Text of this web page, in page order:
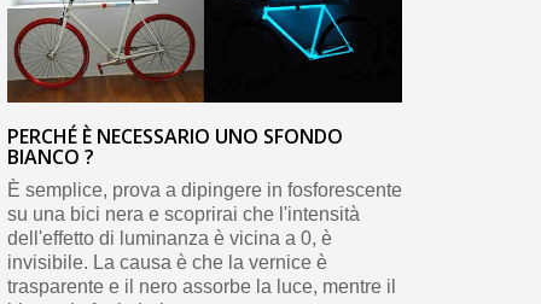
PERCHÉ È NECESSARIO UNO SFONDO
BIANCO ?
È semplice, prova a dipingere in fosforescente
su una bici nera e scoprirai che l'intensità
dell'effetto di luminanza è vicina a 0, è
invisibile. La causa è che la vernice è
trasparente e il nero assorbe la luce, mentre il